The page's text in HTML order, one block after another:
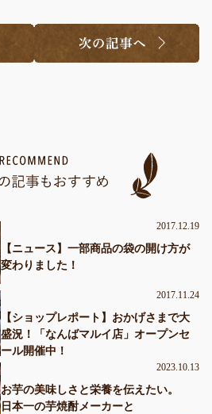
2017.12.19
【ニュース】一部商品の袋の開け方が
変わりました！
2017.11.24
【ショップレポート】おかげさまで大
盛況！「なんばマルイ店」オープンセ
ール開催中！
2023.10.13
お芋の美味しさと栄養を伝えたい。
日本一の芋焼酎メーカーと